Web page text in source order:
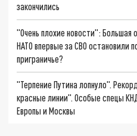
закончились
"Очень плохие новости":
НАТО впервые за СВО остановили
приграничье?
"Терпение Путина лопнуло".
красные линии". Особые спецы
Европы и Москвы